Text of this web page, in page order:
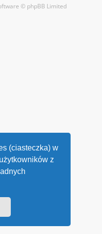
(ciasteczka) w
z
© phpBB Limited